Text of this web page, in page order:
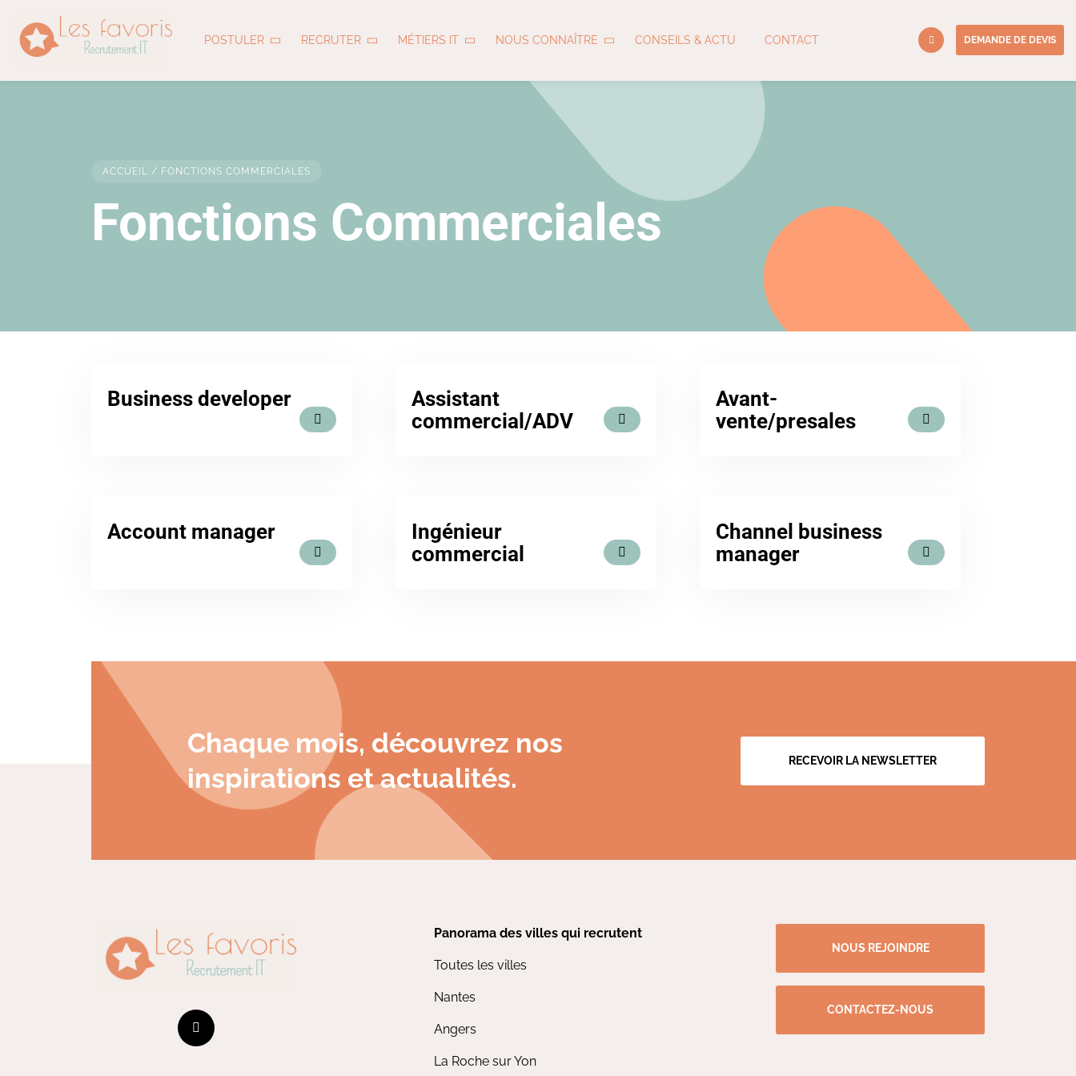
POSTULER RECRUTER MÉTIERS IT NOUS CONNAÎTRE CONSEILS & ACTU CONTACT DEMANDE DE DEVIS
ACCUEIL / FONCTIONS COMMERCIALES
Fonctions Commerciales
Business developer
Assistant
commercial/ADV
Avant-
vente/presales
Account manager
Ingénieur
commercial
Channel business
manager
Chaque mois, découvrez nos
inspirations et actualités.
RECEVOIR LA NEWSLETTER
Panorama des villes qui recrutent
Toutes les villes
Nantes
Angers
La Roche sur Yon
NOUS REJOINDRE
CONTACTEZ-NOUS